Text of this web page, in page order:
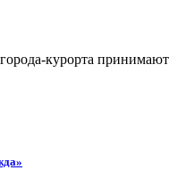
курорта